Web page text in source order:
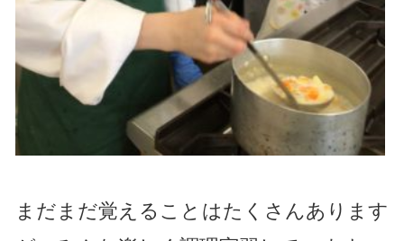
まだまだ覚えることはたくさんあります